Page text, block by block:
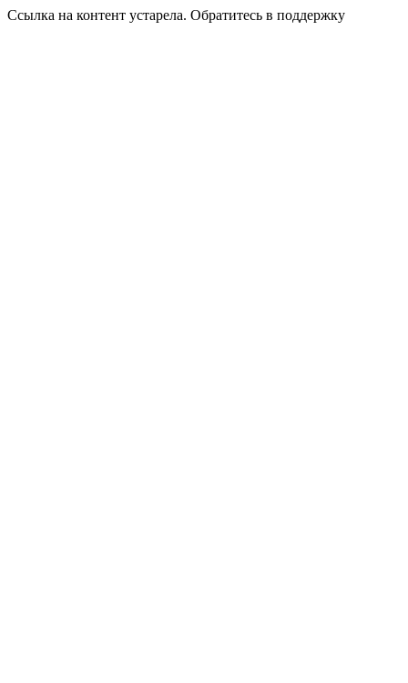
Ссылка на контент устарела. Обратитесь в поддержку